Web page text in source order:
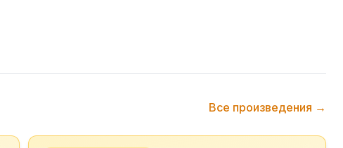
Все произведения →